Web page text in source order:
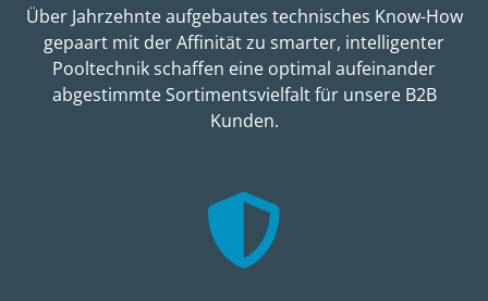
Über Jahrzehnte aufgebautes technisches Know-How
gepaart mit der Affinität zu smarter, intelligenter
Pooltechnik schaffen eine optimal aufeinander
abgestimmte Sortimentsvielfalt für unsere B2B
Kunden.